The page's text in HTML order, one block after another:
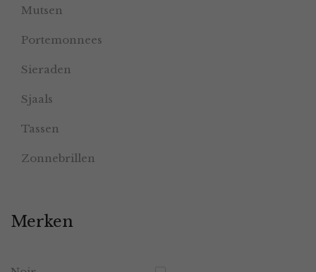
Mutsen
Portemonnees
Sieraden
Sjaals
Tassen
Zonnebrillen
Merken